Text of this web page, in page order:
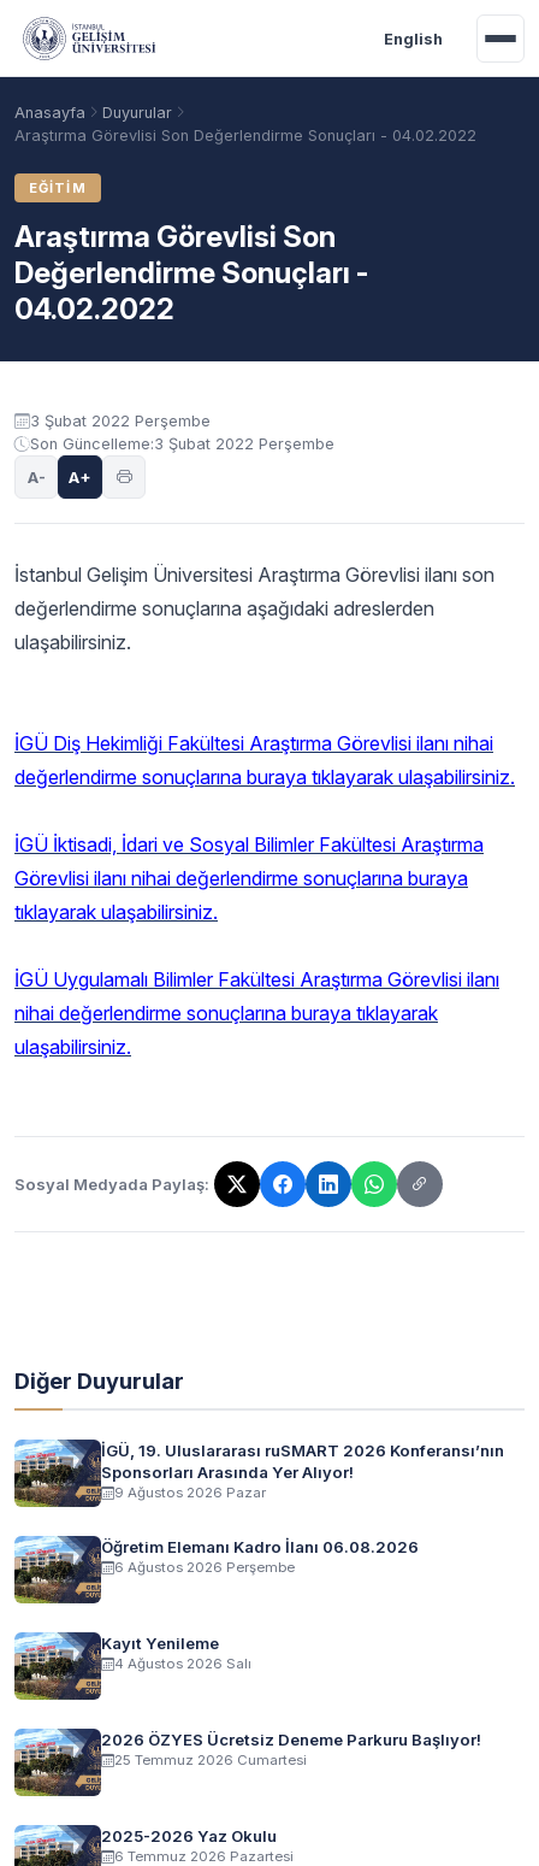
Ana içeriğe geç
English
Akademik Takvim
Anasayfa
Duyurular
Araştırma Görevlisi Son Değerlendirme Sonuçları - 04.02.2022
EĞITIM
Araştırma Görevlisi Son
Değerlendirme Sonuçları -
04.02.2022
Duyuru içeriği
3 Şubat 2022 Perşembe
Son Güncelleme:3 Şubat 2022 Perşembe
A- A+
İstanbul Gelişim Üniversitesi Araştırma Görevlisi ilanı son
değerlendirme sonuçlarına aşağıdaki adreslerden
ulaşabilirsiniz.
İGÜ Diş Hekimliği Fakültesi Araştırma Görevlisi ilanı nihai
değerlendirme sonuçlarına buraya tıklayarak ulaşabilirsiniz.
İGÜ İktisadi, İdari ve Sosyal Bilimler Fakültesi Araştırma
Görevlisi ilanı nihai değerlendirme sonuçlarına buraya
tıklayarak ulaşabilirsiniz.
İGÜ Uygulamalı Bilimler Fakültesi Araştırma Görevlisi ilanı
nihai değerlendirme sonuçlarına buraya tıklayarak
ulaşabilirsiniz.
Sosyal Medyada Paylaş:
Bağlantı kopyalandı!
Diğer Duyurular
İGÜ, 19. Uluslararası ruSMART 2026 Konferansı’nın
Sponsorları Arasında Yer Alıyor!
9 Ağustos 2026 Pazar
Öğretim Elemanı Kadro İlanı 06.08.2026
6 Ağustos 2026 Perşembe
Kayıt Yenileme
4 Ağustos 2026 Salı
2026 ÖZYES Ücretsiz Deneme Parkuru Başlıyor!
25 Temmuz 2026 Cumartesi
2025-2026 Yaz Okulu
6 Temmuz 2026 Pazartesi